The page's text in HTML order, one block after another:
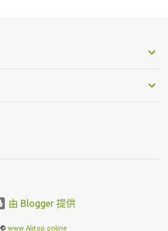
由 Blogger 提供
© www.Alitop.online